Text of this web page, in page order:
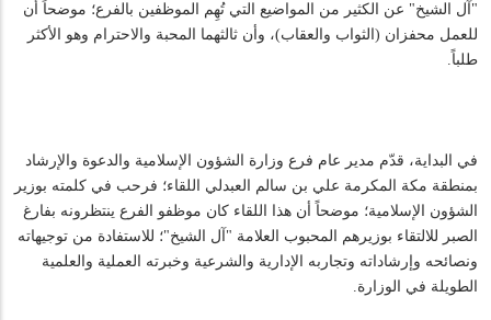
"آل الشيخ" عن الكثير من المواضيع التي تُهِم الموظفين بالفرع؛ موضحاً أن
للعمل محفزان (الثواب والعقاب)، وأن ثالثهما المحبة والاحترام وهو الأكثر
طلباً.
في البداية، قدّم مدير عام فرع وزارة الشؤون الإسلامية والدعوة والإرشاد
بمنطقة مكة المكرمة علي بن سالم العبدلي اللقاء؛ فرحب في كلمته بوزير
الشؤون الإسلامية؛ موضحاً أن هذا اللقاء كان موظفو الفرع ينتظرونه بفارغ
الصبر للالتقاء بوزيرهم المحبوب العلامة "آل الشيخ"؛ للاستفادة من توجيهاته
ونصائحه وإرشاداته وتجاربه الإدارية والشرعية وخبرته العملية والعلمية
الطويلة في الوزارة.